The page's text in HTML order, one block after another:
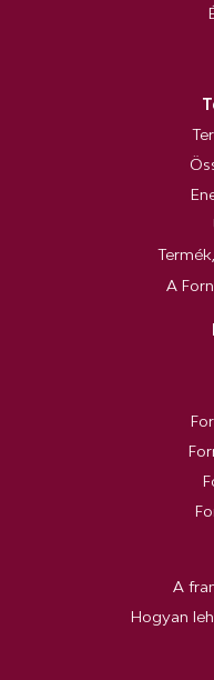
A
A
Hogyan